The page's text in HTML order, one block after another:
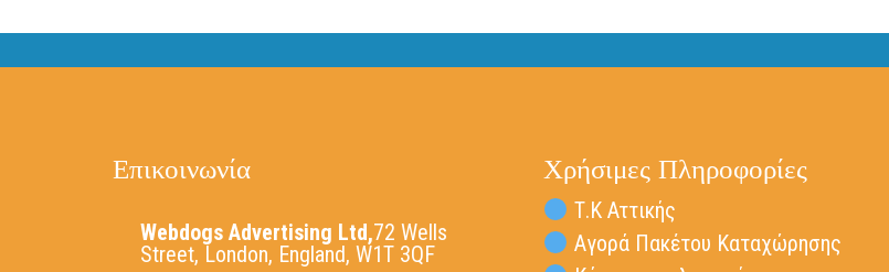
Επικοινωνία
Webdogs Advertising Ltd,72 Wells
Street, London, England, W1T 3QF
Χρήσιμες Πληροφορίες
Τ.Κ Αττικής
Αγορά Πακέτου Καταχώρησης